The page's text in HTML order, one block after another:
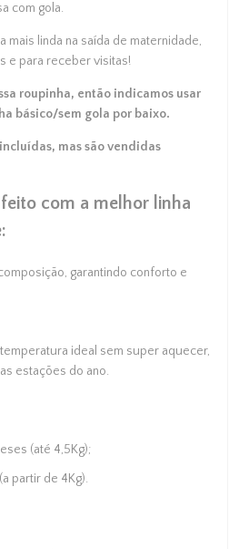
Cupons de Desconto
Adicione cupom de desconto no
com gola.
mais linda na saída de maternidade,
e para receber visitas!
roupinha, então indicamos usar
básico/sem gola por baixo.
mas são vendidas
com a melhor linha
garantindo conforto e
ideal sem super aquecer,
estações do ano.
(até 4,5Kg);
partir de 4Kg).